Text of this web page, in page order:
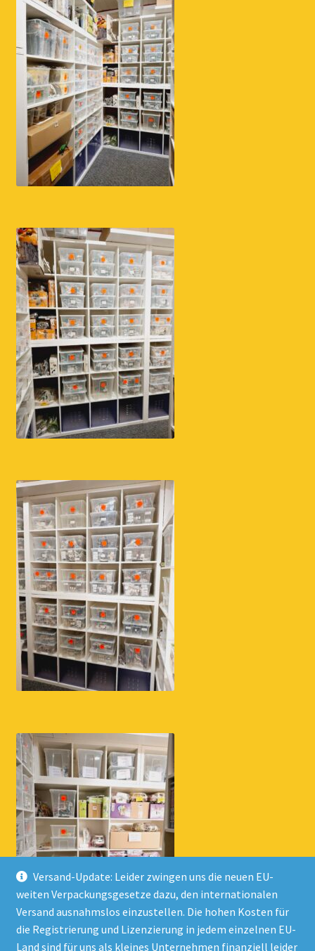
Versand-Update: Leider zwingen uns die neuen EU-
weiten Verpackungsgesetze dazu, den internationalen
Versand ausnahmslos einzustellen. Die hohen Kosten für
die Registrierung und Lizenzierung in jedem einzelnen EU-
Land sind für uns als kleines Unternehmen finanziell leider